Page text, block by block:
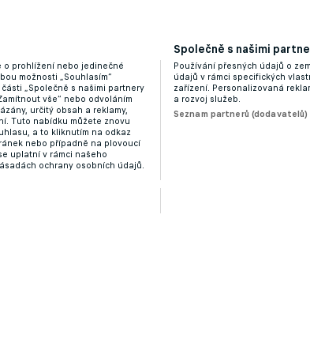
o prohlížení nebo jedinečné
možnosti „Souhlasím“
„Společně s našimi partnery
vše“ nebo odvoláním
určitý obsah a reklamy,
Tuto nabídku můžete znovu
a to kliknutím na odkaz
nebo případně na plovoucí
uplatní v rámci našeho
ochrany osobních údajů.
Společně s našimi
Používání přesných údajů o
údajů v rámci specifických
zařízení. Personalizovaná
a rozvoj služeb.
Seznam partnerů (dodavatelů)